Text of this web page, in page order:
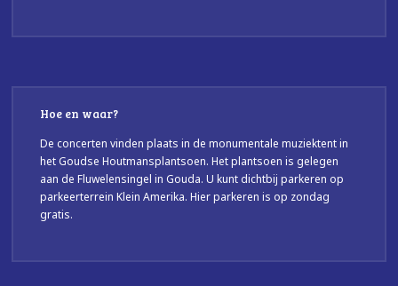
Hoe en waar?
De concerten vinden plaats in de monumentale muziektent in
het Goudse Houtmansplantsoen. Het plantsoen is gelegen
aan de Fluwelensingel in Gouda. U kunt dichtbij parkeren op
parkeerterrein Klein Amerika. Hier parkeren is op zondag
gratis.